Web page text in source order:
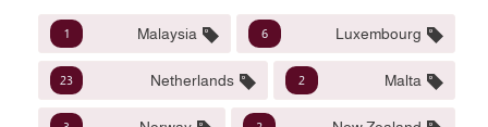
Luxembourg
6
Malaysia
1
Malta
2
Netherlands
23